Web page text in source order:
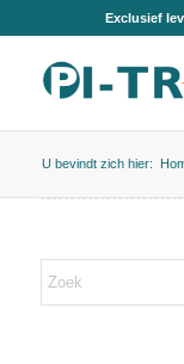
Exclusief
U bevindt zich hier: